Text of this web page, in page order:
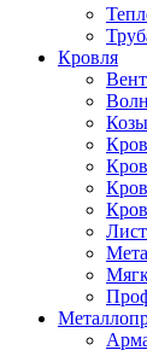
Кровля